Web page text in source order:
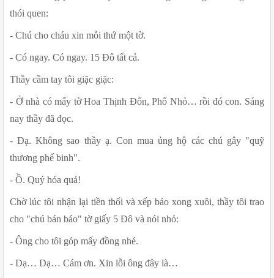
thói quen:
- Chú cho cháu xin mỗi thứ một tờ.
- Có ngay. Có ngay. 15 Đô tất cả.
Thầy cầm tay tôi giặc giặc:
- Ở nhà có mấy tờ Hoa Thịnh Đốn, Phố Nhỏ… rồi đó con. Sáng
nay thầy đã đọc.
- Dạ. Không sao thầy ạ. Con mua ủng hộ các chú gây "quỹ
thương phế binh".
- Ồ. Quý hóa quá!
Chờ lúc tôi nhận lại tiền thối và xếp báo xong xuôi, thầy tôi trao
cho "chú bán báo" tờ giấy 5 Đô và nói nhỏ:
- Ông cho tôi góp mấy đồng nhé.
- Dạ… Dạ… Cám ơn. Xin lỗi ông đây là…